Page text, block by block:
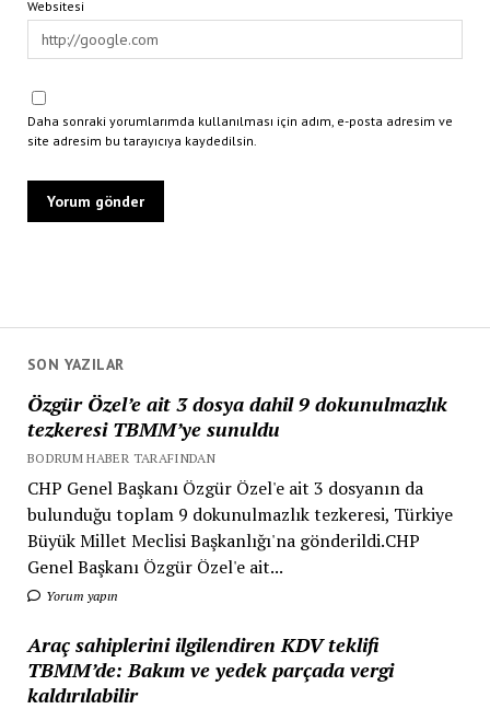
SON YAZILAR
Özgür Özel’e ait 3 dosya dahil 9 dokunulmazlık
tezkeresi TBMM’ye sunuldu
BODRUM HABER TARAFINDAN
CHP Genel Başkanı Özgür Özel'e ait 3 dosyanın da
bulunduğu toplam 9 dokunulmazlık tezkeresi, Türkiye
Büyük Millet Meclisi Başkanlığı'na gönderildi.CHP
Genel Başkanı Özgür Özel'e ait...
Yorum yapın
Araç sahiplerini ilgilendiren KDV teklifi
TBMM’de: Bakım ve yedek parçada vergi
kaldırılabilir
Websitesi
Daha sonraki yorumlarımda kullanılması için adım, e-posta adresim ve
site adresim bu tarayıcıya kaydedilsin.